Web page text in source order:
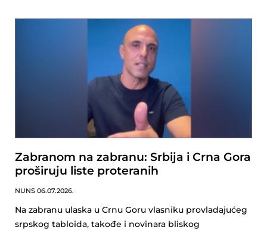
Zabranom na zabranu: Srbija i Crna Gora
proširuju liste proteranih
NUNS 06.07.2026.
Na zabranu ulaska u Crnu Goru vlasniku provladajućeg
srpskog tabloida, takođe i novinara bliskog